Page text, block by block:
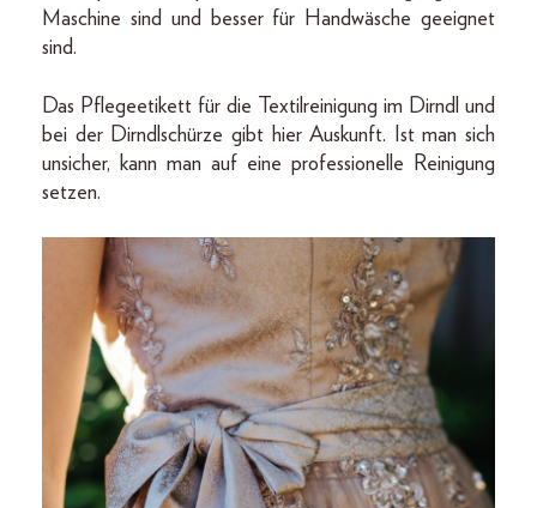
Maschine sind und besser für Handwäsche geeignet
sind.
Das Pflegeetikett für die Textilreinigung im Dirndl und
bei der Dirndlschürze gibt hier Auskunft. Ist man sich
unsicher, kann man auf eine professionelle Reinigung
setzen.